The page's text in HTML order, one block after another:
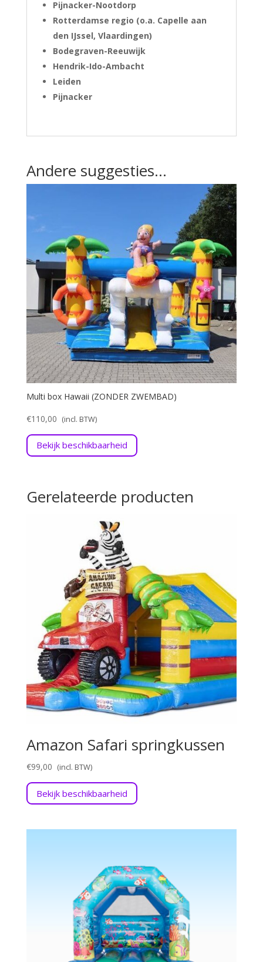
Pijnacker-Nootdorp
Rotterdamse regio (o.a. Capelle aan
den IJssel, Vlaardingen)
Bodegraven-Reeuwijk
Hendrik-Ido-Ambacht
Leiden
Pijnacker
Andere suggesties…
Multi box Hawaii (ZONDER ZWEMBAD)
€110,00
Bekijk beschikbaarheid
Gerelateerde producten
Amazon Safari springkussen
€99,00
Bekijk beschikbaarheid